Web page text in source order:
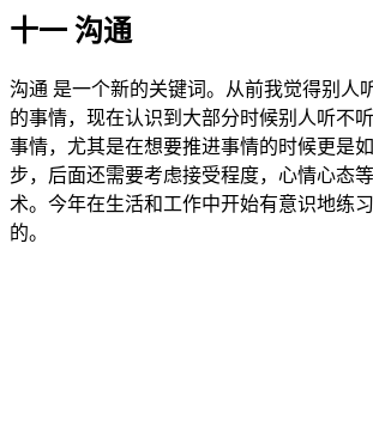
十一 沟通
沟通 是一个新的关键词。从前我觉得别人
的事情，现在认识到大部分时候别人听不
事情，尤其是在想要推进事情的时候更是
步，后面还需要考虑接受程度，心情心态
术。今年在生活和工作中开始有意识地练
的。